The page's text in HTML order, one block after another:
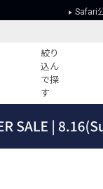
Safari
絞り
込ん
で探
す